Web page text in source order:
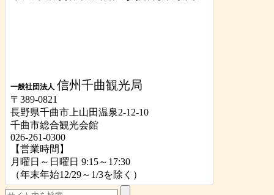
一般社団法人 信州千曲観光局
〒389-0821
長野県千曲市上山田温泉2-12-10
千曲市総合観光会館
026-261-0300
【営業時間】
月曜日～日曜日 9:15～17:30
（年末年始12/29～1/3を除く）